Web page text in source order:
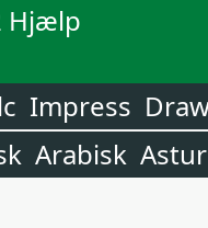
Hjælp
Impress
Arabisk